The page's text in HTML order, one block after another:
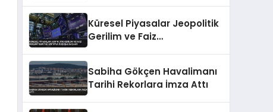
Küresel Piyasalar Jeopolitik
Gerilim ve Faiz
Sabiha Gökçen Havalimanı
Tarihi Rekorlara İmza Attı